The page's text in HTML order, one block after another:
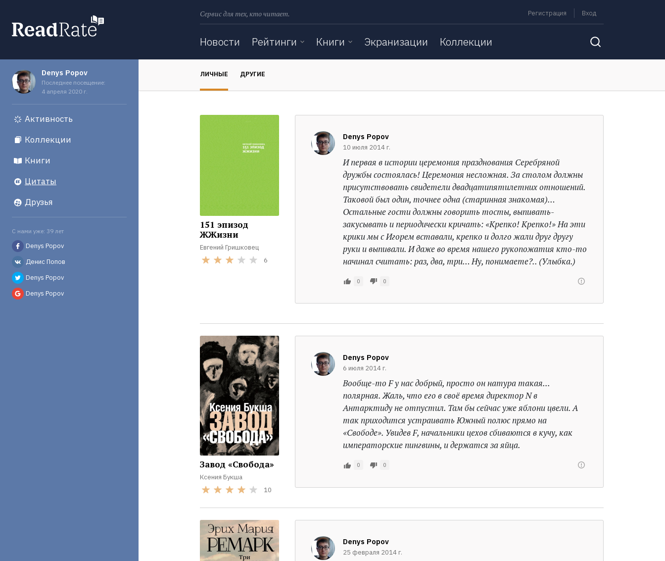
Сервис для тех, кто читает. Регистрация Вход
Новости Рейтинги Книги Экранизации Коллекции
Denys Popov
Последнее посещение:
4 апреля 2020 г.
Активность
Коллекции
Книги
Цитаты
Друзья
С нами уже: 39 лет
Denys Popov
Денис Попов
Denys Popov
Denys Popov
ЛИЧНЫЕ ДРУГИЕ
151 эпизод
ЖЖизни
Евгений Гришковец
6
Denys Popov
10 июля 2014 г.
И первая в истории церемония празднования Серебряной
дружбы состоялась! Церемония несложная. За столом должны
присутствовать свидетели двадцатипятилетних отношений.
Таковой был один, точнее одна (старинная знакомая)…
Остальные гости должны говорить тосты, выпивать-
закусывать и периодически кричать: «Крепко! Крепко!» На эти
крики мы с Игорем вставали, крепко и долго жали друг другу
руки и выпивали. И даже во время нашего рукопожатия кто-то
начинал считать: раз, два, три… Ну, понимаете?.. (Улыбка.)
0 0
Завод «Свобода»
Ксения Букша
10
Denys Popov
6 июля 2014 г.
Вообще-то F у нас добрый, просто он натура такая...
полярная. Жаль, что его в своё время директор N в
Антарктиду не отпустил. Там бы сейчас уже яблони цвели. А
так приходится устраивать Южный полюс прямо на
«Свободе». Увидев F, начальники цехов сбиваются в кучу, как
императорские пингвины, и держатся за яйца.
0 0
Denys Popov
25 февраля 2014 г.